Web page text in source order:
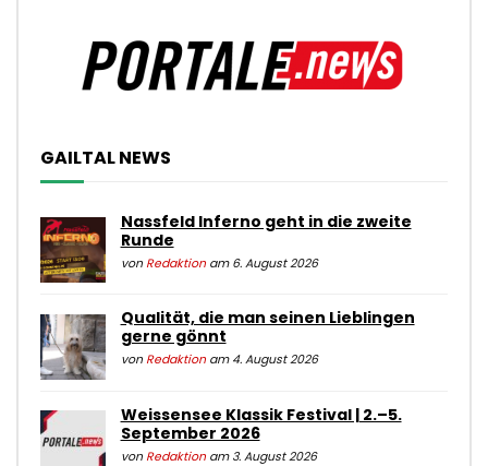
GAILTAL NEWS
Nassfeld Inferno geht in die zweite
Runde
von Redaktionam 6. August 2026
Qualität, die man seinen Lieblingen
gerne gönnt
von Redaktionam 4. August 2026
Weissensee Klassik Festival | 2.–5.
September 2026
von Redaktionam 3. August 2026